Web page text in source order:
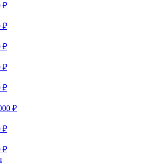
₽
₽
₽
₽
₽
₽
₽
₽